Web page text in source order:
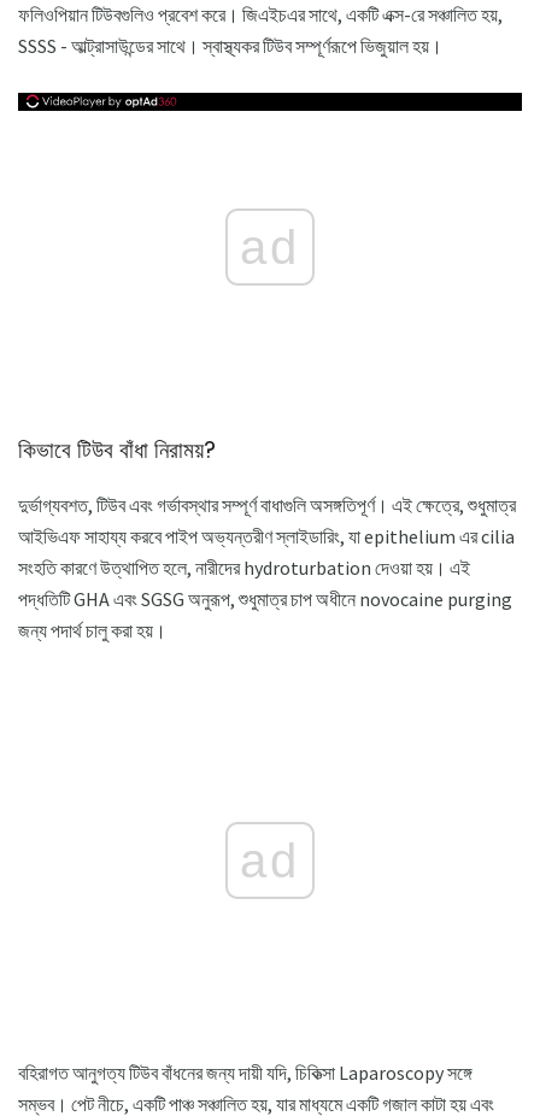
ফলিওপিয়ান টিউবগুলিও প্রবেশ করে। জিএইচএর সাথে, একটি এক্স-রে সঞ্চালিত হয়,
SSSS - আল্ট্রাসাউন্ডের সাথে। স্বাস্থ্যকর টিউব সম্পূর্ণরূপে ভিজুয়াল হয়।
ad
কিভাবে টিউব বাঁধা নিরাময়?
দুর্ভাগ্যবশত, টিউব এবং গর্ভাবস্থার সম্পূর্ণ বাধাগুলি অসঙ্গতিপূর্ণ। এই ক্ষেত্রে, শুধুমাত্র
আইভিএফ সাহায্য করবে পাইপ অভ্যন্তরীণ স্লাইডারিং, যা epithelium এর cilia
সংহতি কারণে উত্থাপিত হলে, নারীদের hydroturbation দেওয়া হয়। এই
পদ্ধতিটি GHA এবং SGSG অনুরূপ, শুধুমাত্র চাপ অধীনে novocaine purging
জন্য পদার্থ চালু করা হয়।
ad
বহিরাগত আনুগত্য টিউব বাঁধনের জন্য দায়ী যদি, চিকিত্সা Laparoscopy সঙ্গে
সম্ভব। পেট নীচে, একটি পাঞ্চ সঞ্চালিত হয়, যার মাধ্যমে একটি গজাল কাটা হয় এবং